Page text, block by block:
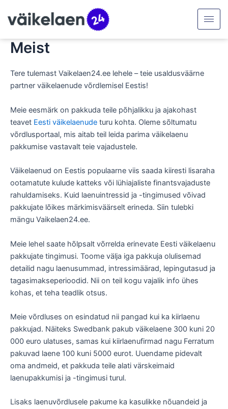
Meist
Tere tulemast Vaikelaen24.ee lehele – teie usaldusväärne
partner väikelaenude võrdlemisel Eestis!
Meie eesmärk on pakkuda teile põhjalikku ja ajakohast
teavet Eesti väikelaenude turu kohta. Oleme sõltumatu
võrdlusportaal, mis aitab teil leida parima väikelaenu
pakkumise vastavalt teie vajadustele.
Väikelaenud on Eestis populaarne viis saada kiiresti lisaraha
ootamatute kulude katteks või lühiajaliste finantsvajaduste
rahuldamiseks. Kuid laenuintressid ja -tingimused võivad
pakkujate lõikes märkimisväärselt erineda. Siin tulebki
mängu Vaikelaen24.ee.
Meie lehel saate hõlpsalt võrrelda erinevate Eesti väikelaenu
pakkujate tingimusi. Toome välja iga pakkuja olulisemad
detailid nagu laenusummad, intressimäärad, lepingutasud ja
tagasimakseperioodid. Nii on teil kogu vajalik info ühes
kohas, et teha teadlik otsus.
Meie võrdluses on esindatud nii pangad kui ka kiirlaenu
pakkujad. Näiteks Swedbank pakub väikelaene 300 kuni 20
000 euro ulatuses, samas kui kiirlaenufirmad nagu Ferratum
pakuvad laene 100 kuni 5000 eurot. Uuendame pidevalt
oma andmeid, et pakkuda teile alati värskeimaid
laenupakkumisi ja -tingimusi turul.
Lisaks laenuvõrdlusele pakume ka kasulikke nõuandeid ja